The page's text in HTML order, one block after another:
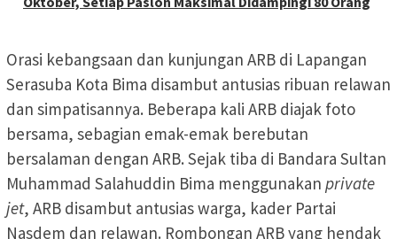
Orasi kebangsaan dan kunjungan ARB di Lapangan
Serasuba Kota Bima disambut antusias ribuan relawan
dan simpatisannya. Beberapa kali ARB diajak foto
bersama, sebagian emak-emak berebutan
bersalaman dengan ARB. Sejak tiba di Bandara Sultan
Muhammad Salahuddin Bima menggunakan private
jet, ARB disambut antusias warga, kader Partai
Nasdem dan relawan. Rombongan ARB yang hendak